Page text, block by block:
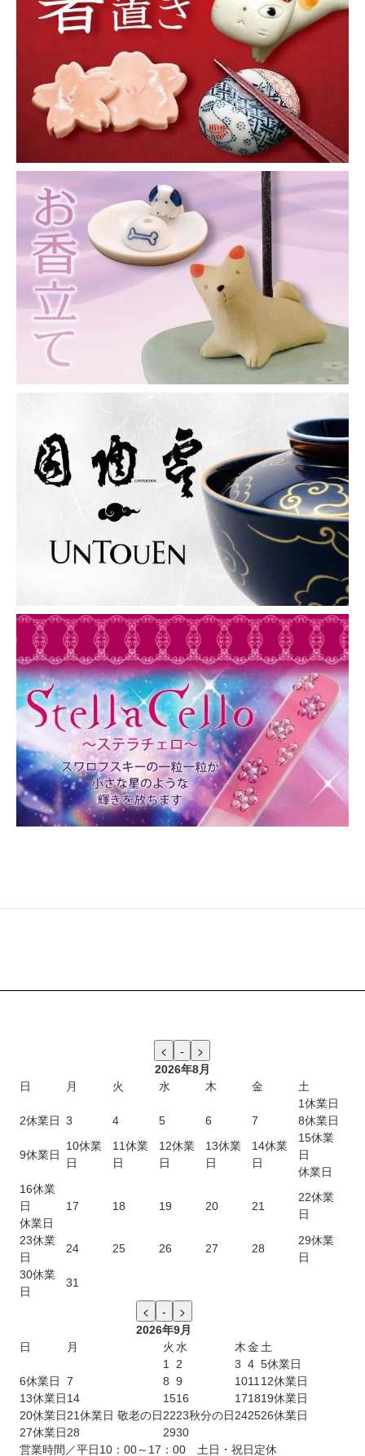
2026年8月
日
月 火 水 木 金
土
1休業日
2休業日 3 4 5 6 7 8休業日
9休業日
10休業
日
11休業
日
12休業
日
13休業
日
14休業
日
15休業
日
休業日
16休業
日
休業日
17 18 19 20 21
22休業
日
23休業
日
24 25 26 27 28
29休業
日
30休業
日
31
2026年9月
日
月 火 水 木金土
1 2 3 4 5休業日
6休業日 7 8 9 101112休業日
13休業日14 1516 171819休業日
20休業日21休業日 敬老の日2223秋分の日242526休業日
27休業日28 2930
営業時間／平日10：00～17：00 土日・祝日定休